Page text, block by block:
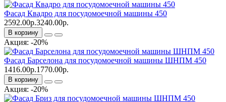
Фасад Квадро для посудомоечной машины 450
2592.00р.3240.00р.
В корзину
Акция: -20%
Фасад Барселона для посудомоечной машины ШНПМ 450
1416.00р.1770.00р.
В корзину
Акция: -20%